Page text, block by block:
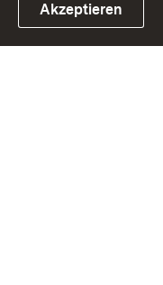
Link zum Landesportal
Akzeptieren